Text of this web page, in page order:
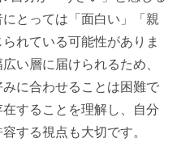
とっては「面白い」「親
れている可能性がありま
い層に届けられるため、
に合わせることは困難で
することを理解し、自分
する視点も大切です。